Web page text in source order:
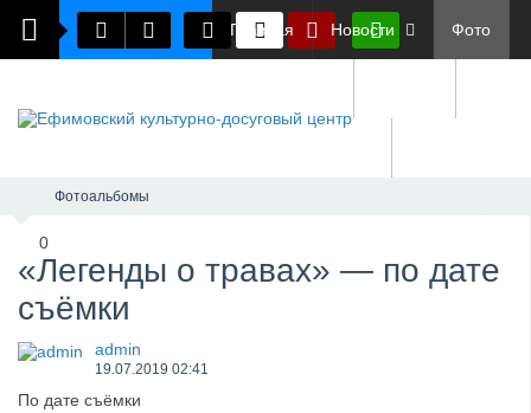
Главная Новости Фото
Фотоальбомы
0
«Легенды о травах» — по дате
съёмки
admin
19.07.2019 02:41
По дате съёмки